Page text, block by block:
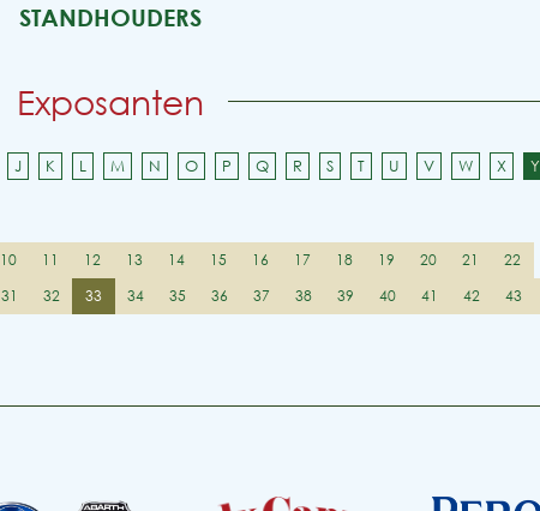
STANDHOUDERS
Exposanten
J K L M N O P Q R S T U V W X Y
10 11 12 13 14 15 16 17 18 19 20 21
22
31 32 33 34 35 36 37 38 39 40 41 42 43